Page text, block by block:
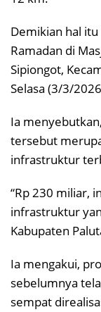
Demikian hal
Ramadan di
Sipiongot,
Selasa (3/3/
Ia
tersebut
infrastruktur
“Rp 230 miliar,
infrastruktur
Kabupaten
Ia mengakui,
sebelumnya
sempat